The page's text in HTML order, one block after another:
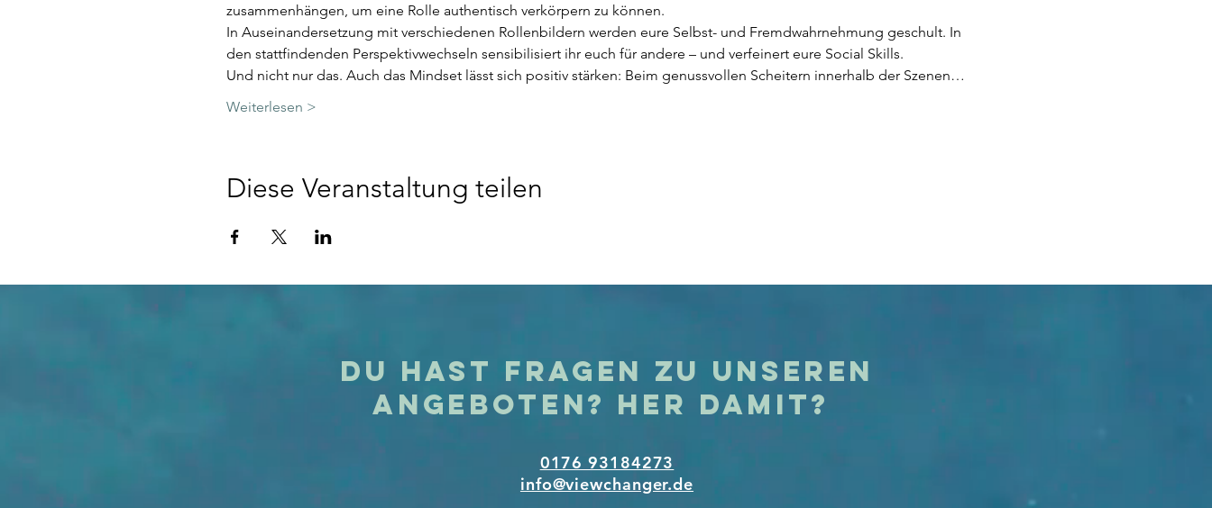
zusammenhängen, um eine Rolle authentisch verkörpern zu können.
In Auseinandersetzung mit verschiedenen Rollenbildern werden eure Selbst- und Fremdwahrnehmung geschult. In
den stattfindenden Perspektivwechseln sensibilisiert ihr euch für andere – und verfeinert eure Social Skills.
Und nicht nur das. Auch das Mindset lässt sich positiv stärken: Beim genussvollen Scheitern innerhalb der Szenen…
Weiterlesen >
Diese Veranstaltung teilen
Du hast Fragen zu unseren
Angeboten? Her damit?
0176 93184273
info@viewchanger.de